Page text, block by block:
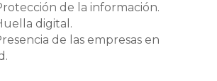
de la información.
digital.
de las empresas en